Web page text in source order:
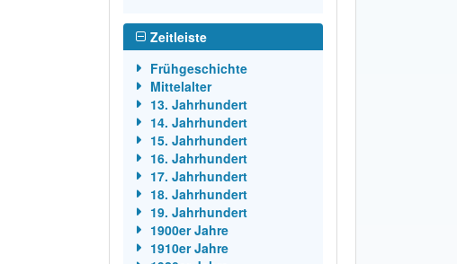
Zeitleiste
Frühgeschichte
Mittelalter
13. Jahrhundert
14. Jahrhundert
15. Jahrhundert
16. Jahrhundert
17. Jahrhundert
18. Jahrhundert
19. Jahrhundert
1900er Jahre
1910er Jahre